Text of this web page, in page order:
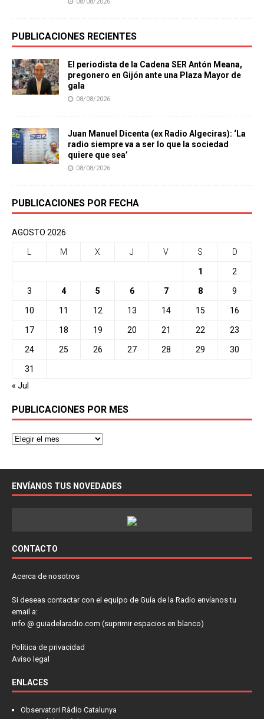
08/08/2026
PUBLICACIONES RECIENTES
El periodista de la Cadena SER Antón Meana,
pregonero en Gijón ante una Plaza Mayor de
gala
08/08/2026
Juan Manuel Dicenta (ex Radio Algeciras): ‘La
radio siempre va a ser lo que la sociedad
quiere que sea’
08/08/2026
PUBLICACIONES POR FECHA
AGOSTO 2026
L M X J V S D
1 2
3 4 5 6 7 8 9
10 11 12 13 14 15 16
17 18 19 20 21 22 23
24 25 26 27 28 29 30
31
« Jul
PUBLICACIONES POR MES
ENVÍANOS TUS NOVEDADES
CONTACTO
Acerca de nosotros
Si deseas contactar con el equipo de Guía de la Radio envíanos tu
email a:
info @ guiadelaradio.com (suprimir espacios en blanco)
Política de privacidad
Aviso legal
ENLACES
Observatori Ràdio Catalunya